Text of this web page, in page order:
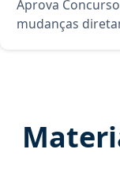
Aprova
mudanças